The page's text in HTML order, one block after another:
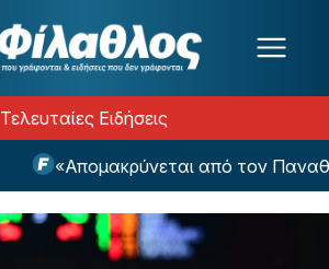
Τελευταίες Ειδήσεις
«Απομακρύνεται από τον